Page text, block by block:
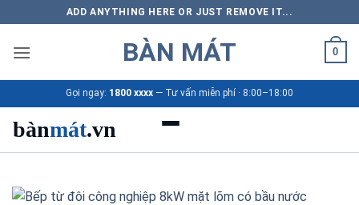
qua
nội
ADD ANYTHING HERE OR JUST REMOVE IT...
BÀN MÁT 0
Gọi ngay: 1800 xxxx — Tư vấn miễn phí · 8:00–18:00
bànmát.vn